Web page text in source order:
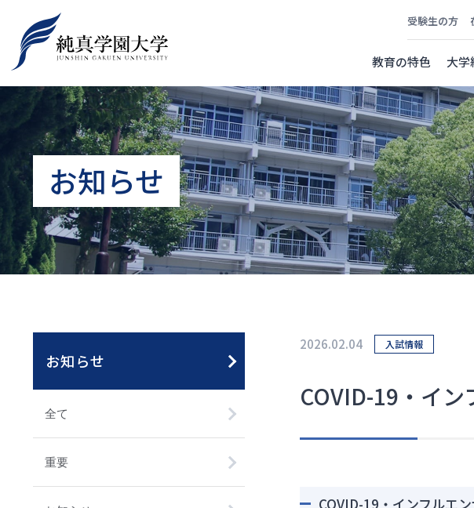
受験生の方
教育の特色 大学
お知らせ
2026.02.04 入試情報
COVID-19・イ
COVID-19・インフルエ
お知らせ
全て
重要